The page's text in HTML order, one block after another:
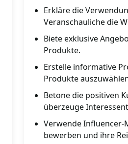
Erkläre die
Veranschauliche die
Biete exklusive
Produkte.
Erstelle informative
Produkte
Betone die positiven
überzeuge
Verwende Influencer-
bewerben und ihre